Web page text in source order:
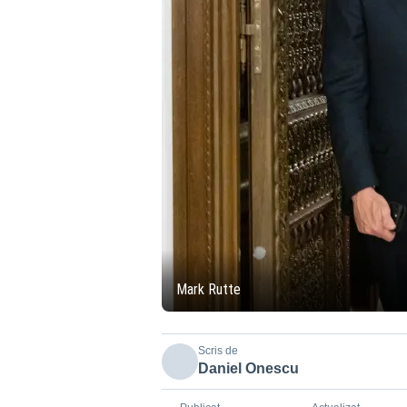
Mark Rutte
Scris de
Daniel Onescu